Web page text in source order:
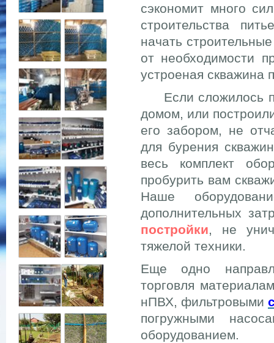
сэкономит много
строительства
начать
от необходимости
устроеная скважина
Если сложилось
домом, или
его забором, не
для бурения
весь комплект
пробурить вам
Наше
дополнительных
постройки, не
тяжелой техники.
Еще одно
торговля
нПВХ, фильтровыми
погружными
оборудованием.